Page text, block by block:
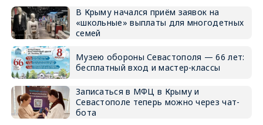
В Крыму начался приём заявок на
«школьные» выплаты для многодетных
семей
Музею обороны Севастополя — 66 лет:
бесплатный вход и мастер-классы
Записаться в МФЦ в Крыму и
Севастополе теперь можно через чат-
бота